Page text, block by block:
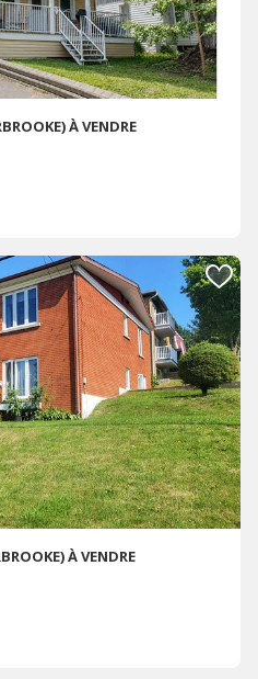
À VENDRE
À VENDRE